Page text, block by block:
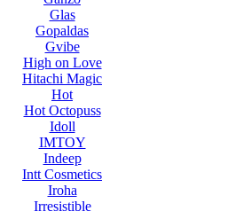
Glas
Gopaldas
Gvibe
High on Love
Hitachi Magic
Hot
Hot Octopuss
Idoll
IMTOY
Indeep
Intt Cosmetics
Iroha
Irresistible